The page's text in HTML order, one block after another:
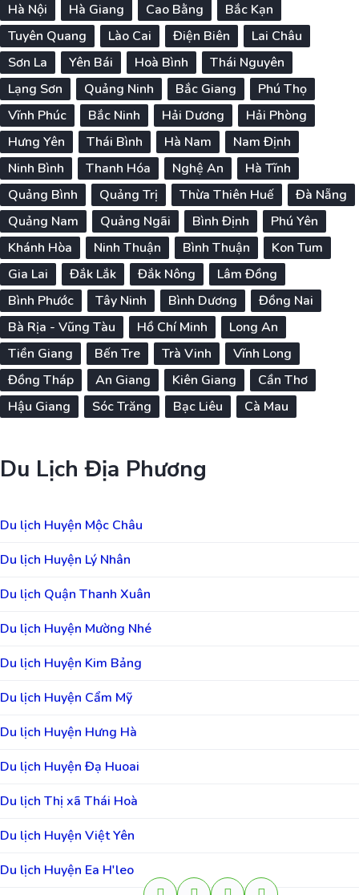
Hà Nội Hà Giang Cao Bằng
Bắc Kạn
Tuyên Quang
Lào Cai Điện Biên
Lai Châu
Sơn La
Yên Bái Hoà Bình
Thái Nguyên
Lạng Sơn
Quảng Ninh Bắc Giang
Phú Thọ
Vĩnh Phúc
Bắc Ninh Hải Dương
Hải Phòng
Hưng Yên
Thái Bình Hà Nam
Nam Định
Ninh Bình
Thanh Hóa Nghệ An
Hà Tĩnh
Quảng Bình
Quảng Trị Thừa Thiên Huế
Đà Nẵng
Quảng Nam
Quảng Ngãi Bình Định
Phú Yên
Khánh Hòa
Ninh Thuận Bình Thuận
Kon Tum
Gia Lai
Đắk Lắk Đắk Nông
Lâm Đồng
Bình Phước
Tây Ninh Bình Dương
Đồng Nai
Bà Rịa - Vũng Tàu
Hồ Chí Minh
Long An
Tiền Giang
Bến Tre Trà Vinh
Vĩnh Long
Đồng Tháp
An Giang Kiên Giang
Cần Thơ
Hậu Giang
Sóc Trăng Bạc Liêu Cà Mau
Du Lịch Địa Phương
Du lịch Huyện Mộc Châu
Du lịch Huyện Lý Nhân
Du lịch Quận Thanh Xuân
Du lịch Huyện Mường Nhé
Du lịch Huyện Kim Bảng
Du lịch Huyện Cẩm Mỹ
Du lịch Huyện Hưng Hà
Du lịch Huyện Đạ Huoai
Du lịch Thị xã Thái Hoà
Du lịch Huyện Việt Yên
Du lịch Huyện Ea H'leo